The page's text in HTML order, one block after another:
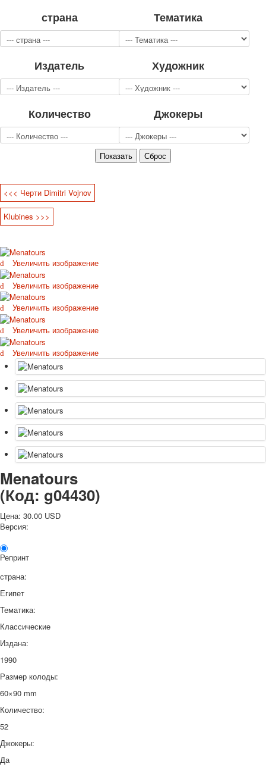
Комбинат Цветной Печати
Армия и полиция
Открытки
С Новым годом!
Поздравляю
Октябрьская революция
С рождеством
Пасха
Разные пожелания
1 сентября школа
Приглашение
Новости
Новости карточных колод
Новости открыток
О сайте
Ссылки
Наше видео
доставка
Избранное
страна Тематика
Издатель Художник
Количество Джокеры
<<< Черти Dimitri Vojnov
Klubines >>>
Увеличить изображение
Увеличить изображение
Увеличить изображение
Увеличить изображение
Увеличить изображение
Menatours
(Код: g04430)
Цена: 30.00 USD
Версия:
Репринт
страна:
Египет
Тематика:
Классические
Издана:
1990
Размер колоды:
60×90 mm
Количество:
52
Джокеры:
Да